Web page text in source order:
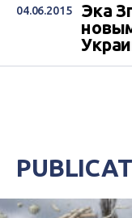
04.06.2015
Эка